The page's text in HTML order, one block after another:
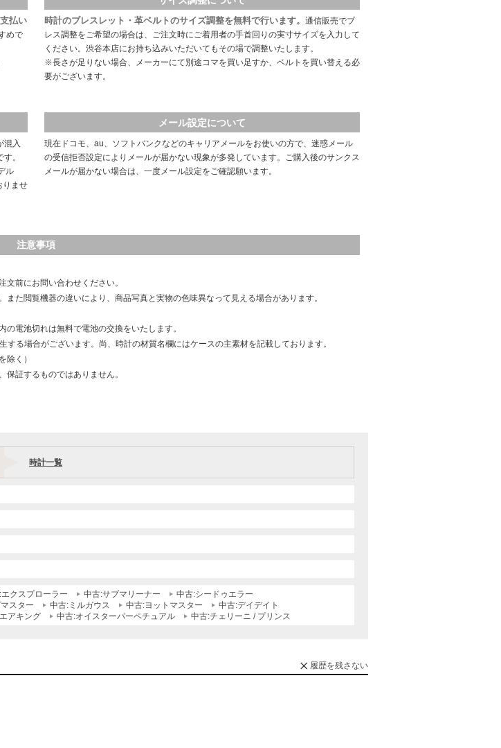
払い
めで
時計のブレスレット・革ベルトのサイズ調整を無料で行います。 通信販売でブ
レス調整をご希望の場合は、ご注文時にご着用者の手首回りの実寸サイズを入力して
ください。渋谷本店にお持ち込みいただいてもその場で調整いたします。
※長さが足りない場合、メーカーにて別途コマを買い足すか、ベルトを買い替える必
要がございます。
混入
。
ル
りませ
メール設定について
現在ドコモ、au、ソフトバンクなどのキャリアメールをお使いの方で、迷惑メール
の受信拒否設定によりメールが届かない現象が多発しています。ご購入後のサンクス
メールが届かない場合は、一度メール設定をご確認願います。
注意事項
前にお問い合わせください。
た閲覧機器の違いにより、商品写真と実物の色味異なって見える場合があります。
電池切れは無料で電池の交換をいたします。
る場合がございます。尚、時計の材質名欄にはケースの主素材を記載しております。
除く）
証するものではありません。
時計一覧
クスプローラー 中古:サブマリーナー
中古:シードゥエラー
スター 中古:ミルガウス 中古:ヨットマスター
中古:デイデイト
アキング 中古:オイスターパーペチュアル 中古:チェリーニ / プリンス
履歴を残さない